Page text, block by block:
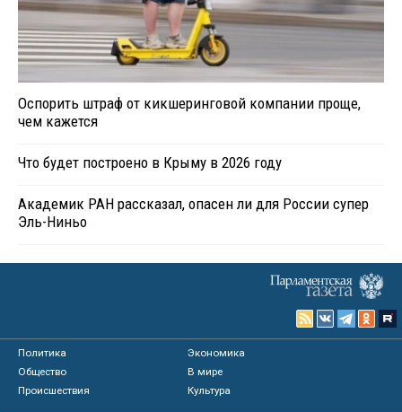
Оспорить штраф от кикшеринговой компании проще,
чем кажется
Что будет построено в Крыму в 2026 году
Академик РАН рассказал, опасен ли для России супер
Эль-Ниньо
Политика
Экономика
Общество
В мире
Происшествия
Культура